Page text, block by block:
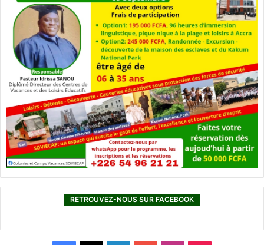
RETROUVEZ-NOUS SUR FACEBOOK